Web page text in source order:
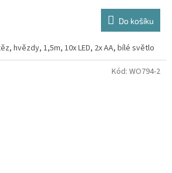
Do košíku
hvězdy, 1,5m, 10x LED, 2x AA, bílé světlo
Kód: WO794-2